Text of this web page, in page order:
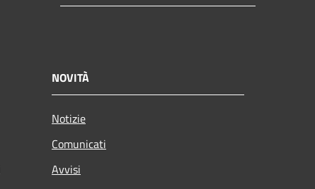
NOVITÀ
Notizie
Comunicati
Avvisi